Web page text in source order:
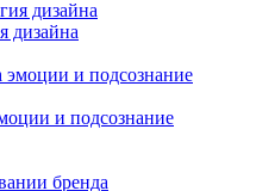
дизайна
и подсознание